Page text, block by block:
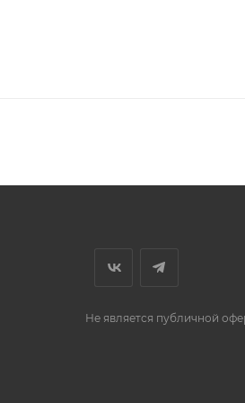
Не является публичной